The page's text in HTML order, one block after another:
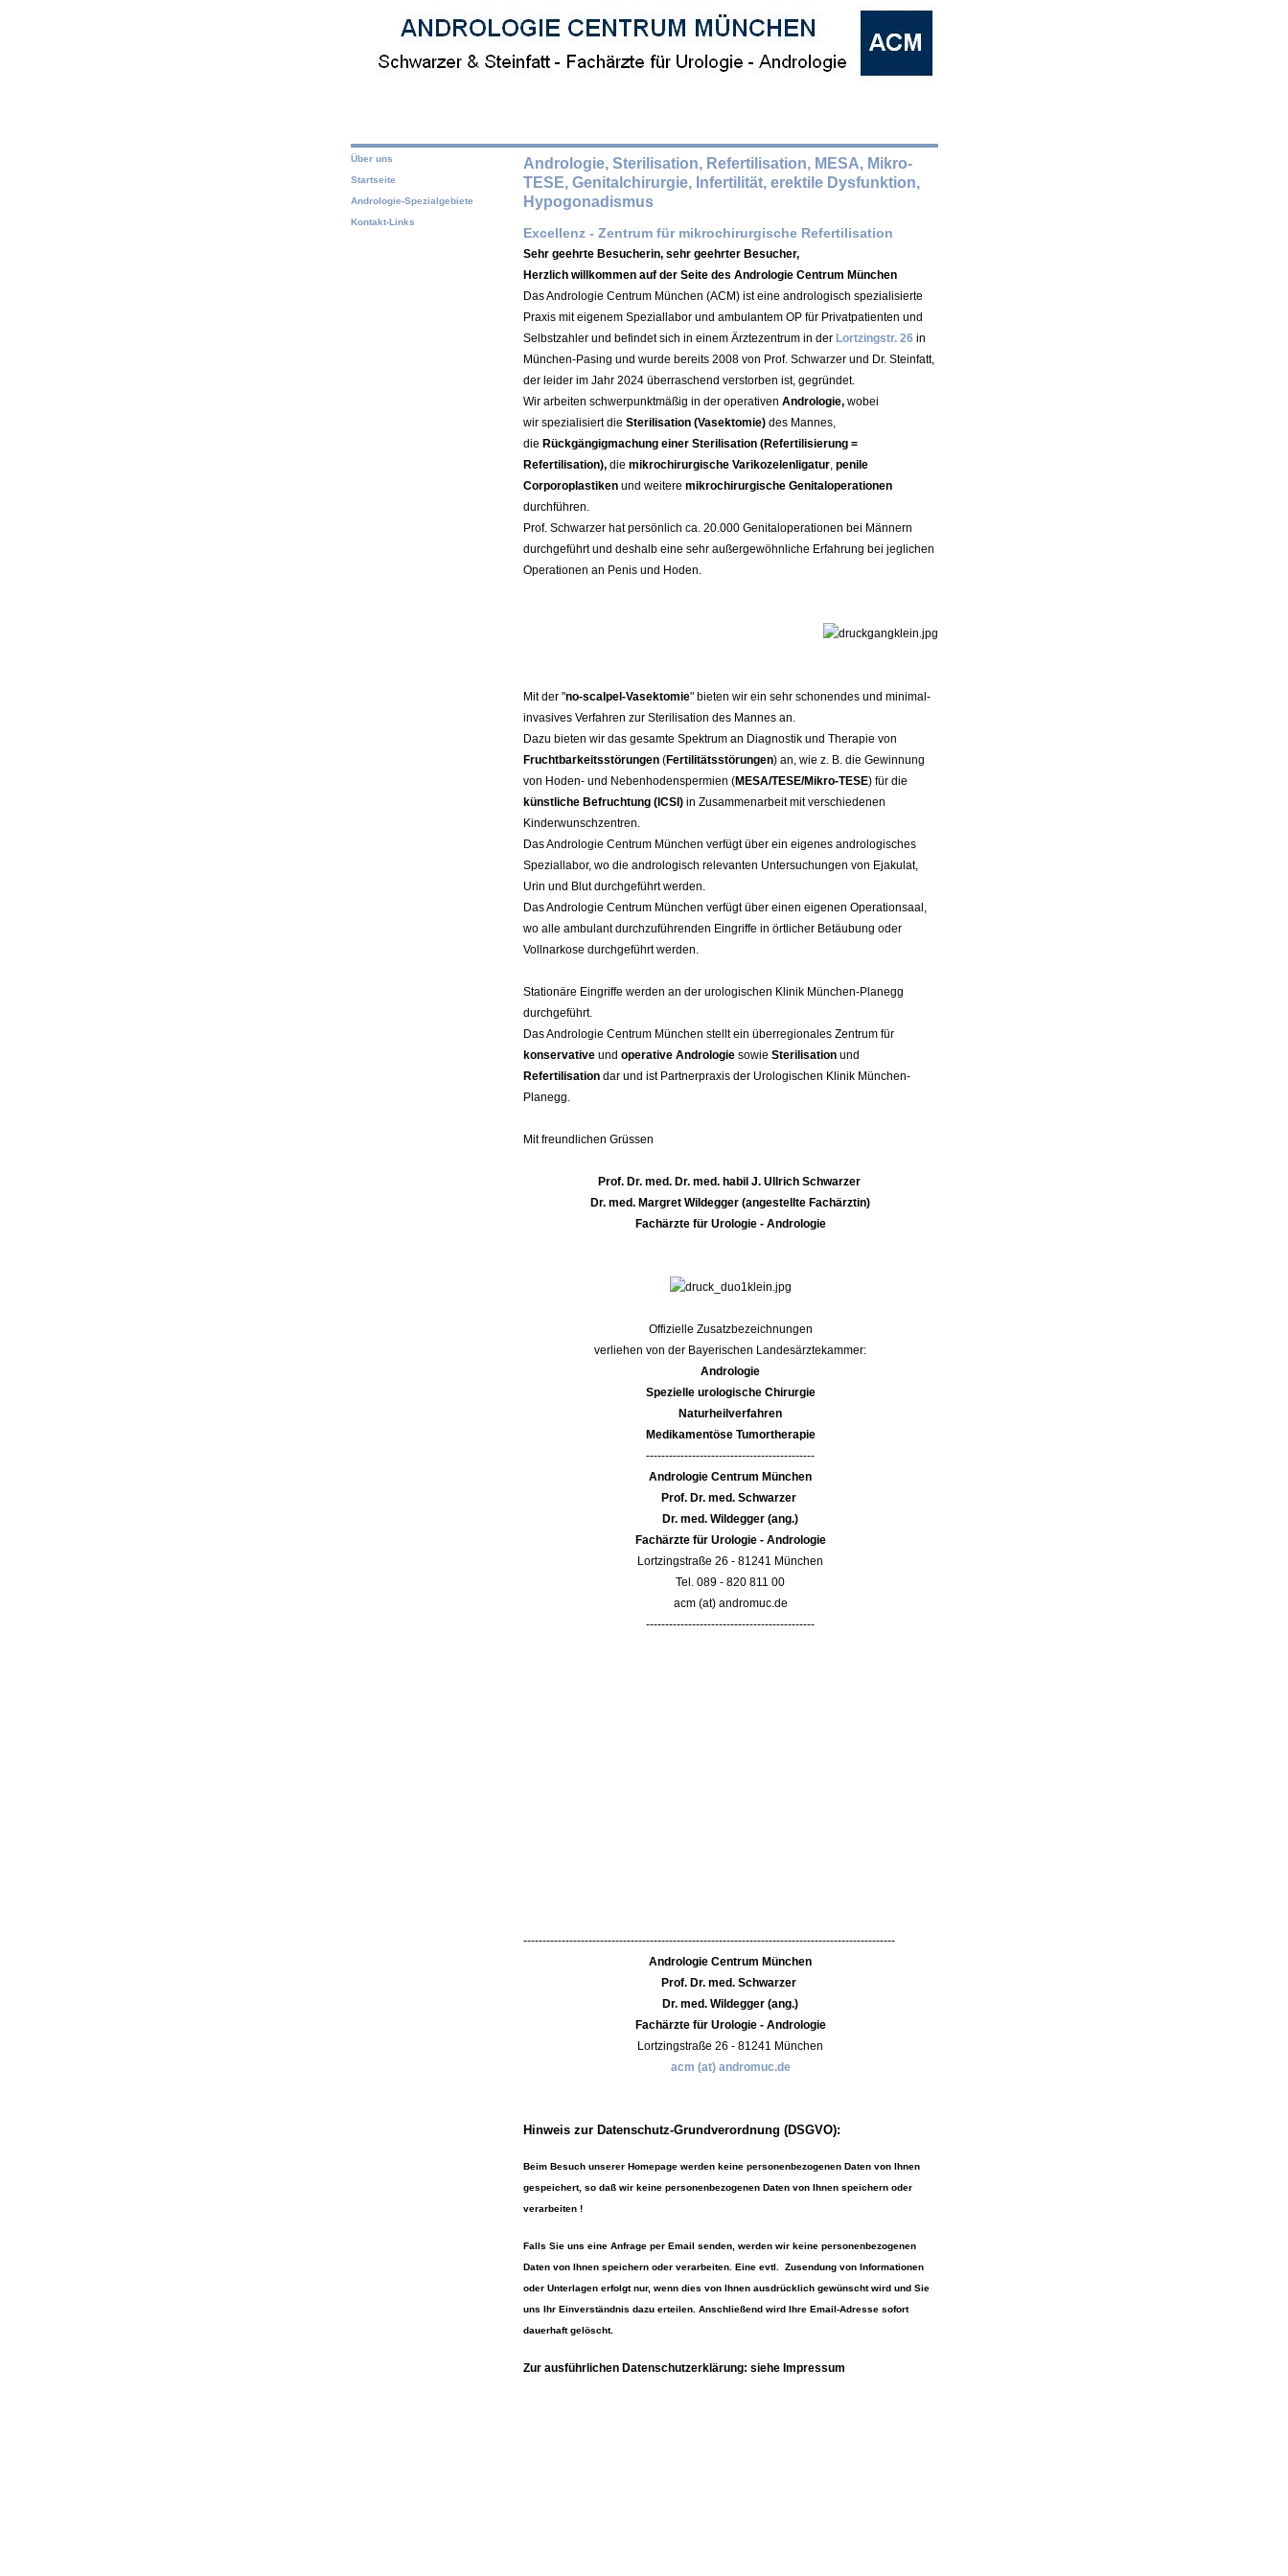
Über uns
Startseite
Andrologie-Spezialgebiete
Kontakt-Links
Andrologie, Sterilisation, Refertilisation, MESA, Mikro-
TESE, Genitalchirurgie, Infertilität, erektile Dysfunktion,
Hypogonadismus
Excellenz - Zentrum für mikrochirurgische Refertilisation
Sehr geehrte Besucherin, sehr geehrter Besucher,
Herzlich willkommen auf der Seite des Andrologie Centrum München
Das Andrologie Centrum München (ACM) ist eine andrologisch spezialisierte
Praxis mit eigenem Speziallabor und ambulantem OP für Privatpatienten und
Selbstzahler und befindet sich in einem Ärztezentrum in der Lortzingstr. 26 in
München-Pasing und wurde bereits 2008 von Prof. Schwarzer und Dr. Steinfatt,
der leider im Jahr 2024 überraschend verstorben ist, gegründet.
Wir arbeiten schwerpunktmäßig in der operativen Andrologie,wobei
wir spezialisiert die Sterilisation (Vasektomie)des Mannes,
die Rückgängigmachung einer Sterilisation (Refertilisierung =
Refertilisation),die mikrochirurgische Varikozelenligatur, penile
Corporoplastikenund weitere mikrochirurgische Genitaloperationen
durchführen.
Prof. Schwarzer hat persönlich ca. 20.000 Genitaloperationen bei Männern
durchgeführt und deshalb eine sehr außergewöhnliche Erfahrung bei jeglichen
Operationen an Penis und Hoden.
Mit der "no-scalpel-Vasektomie" bieten wir ein sehr schonendes und minimal-
invasives Verfahren zur Sterilisation des Mannes an.
Dazu bieten wir das gesamte Spektrum an Diagnostik und Therapie von
Fruchtbarkeitsstörungen(Fertilitätsstörungen) an, wie z. B. die Gewinnung
von Hoden- und Nebenhodenspermien (MESA/TESE/Mikro-TESE) für die
künstliche Befruchtung (ICSI)in Zusammenarbeit mit verschiedenen
Kinderwunschzentren.
Das Andrologie Centrum München verfügt über ein eigenes andrologisches
Speziallabor, wo die andrologisch relevanten Untersuchungen von Ejakulat,
Urin und Blut durchgeführt werden.
Das Andrologie Centrum München verfügt über einen eigenen Operationsaal,
wo alle ambulant durchzuführenden Eingriffe in örtlicher Betäubung oder
Vollnarkose durchgeführt werden.
Stationäre Eingriffe werden an der urologischen Klinik München-Planegg
durchgeführt.
Das Andrologie Centrum München stellt ein überregionales Zentrum für
konservativeund operative Andrologiesowie Sterilisationund
Refertilisationdar und ist Partnerpraxis der Urologischen Klinik München-
Planegg.
Mit freundlichen Grüssen
Prof. Dr. med. Dr. med. habil J. Ullrich Schwarzer
Dr. med. Margret Wildegger (angestellte Fachärztin)
Fachärzte für Urologie - Andrologie
Offizielle Zusatzbezeichnungen
verliehen von der Bayerischen Landesärztekammer:
Andrologie
Spezielle urologische Chirurgie
Naturheilverfahren
Medikamentöse Tumortherapie
--------------------------------------------
Andrologie Centrum München
Prof. Dr. med. Schwarzer
Dr. med. Wildegger (ang.)
Fachärzte für Urologie - Andrologie
Lortzingstraße 26 - 81241 München
Tel. 089 - 820 811 00
acm (at) andromuc.de
--------------------------------------------
-------------------------------------------------------------------------------------------------
Andrologie Centrum München
Prof. Dr. med. Schwarzer
Dr. med. Wildegger (ang.)
Fachärzte für Urologie - Andrologie
Lortzingstraße 26 - 81241 München
acm (at) andromuc.de
Hinweis zur Datenschutz-Grundverordnung (DSGVO):
Beim Besuch unserer Homepage werden keine personenbezogenen Daten von Ihnen
gespeichert, so daß wir keine personenbezogenen Daten von Ihnen speichern oder
verarbeiten !
Falls Sie uns eine Anfrage per Email senden, werden wir keine personenbezogenen
Daten von Ihnen speichern oder verarbeiten. Eine evtl. Zusendung von Informationen
oder Unterlagen erfolgt nur, wenn dies von Ihnen ausdrücklich gewünscht wird und Sie
uns Ihr Einverständnis dazu erteilen. Anschließend wird Ihre Email-Adresse sofort
dauerhaft gelöscht.
Zur ausführlichen Datenschutzerklärung: siehe Impressum